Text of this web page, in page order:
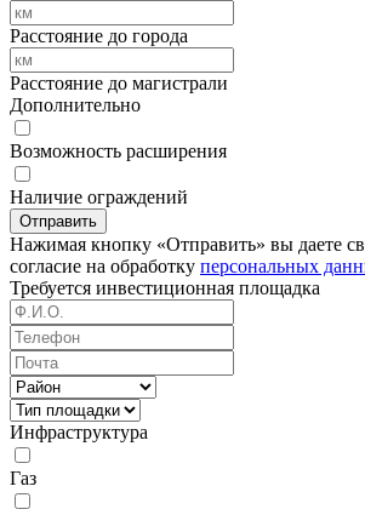
Расстояние до города
Расстояние до магистрали
Дополнительно
Возможность расширения
Наличие ограждений
Отправить
Нажимая кнопку «Отправить» вы даете
согласие на обработку персональных
Требуется инвестиционная площадка
Инфраструктура
Газ